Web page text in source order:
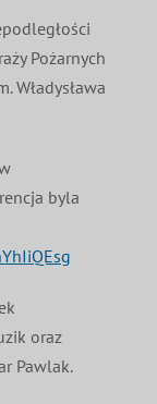
Pożarnych
Władysława
byla
oraz
Pawlak.